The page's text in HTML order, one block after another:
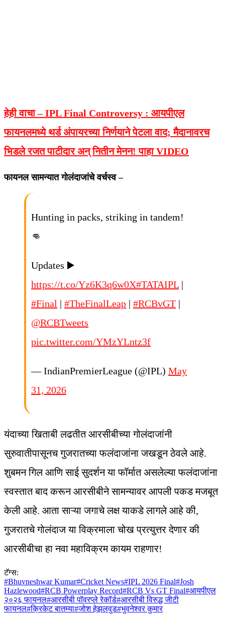
हेही वाचा – IPL Final Controversy : आयपीएल
फायनलमध्ये थर्ड अंपायरच्या निर्णयाने पेटला वाद; मैदानावरच
भिडले रजत पाटीदार अन् नितीन मेनन! पाहा VIDEO
फायनल सामन्यात गोलंदाजांचे वर्चस्व –
Hunting in packs, striking in tandem!
👊
Updates ▶️
https://t.co/Yz6K3q6w0X#TATAIPL |
#Final | #TheFinalLeap | #RCBvGT |
@RCBTweets
pic.twitter.com/YMzYLntz3f
— IndianPremierLeague (@IPL) May
31, 2026
यंदाच्या खिताबी लढतीत आरसीबीच्या गोलंदाजांनी
सुरुवातीपासूनच गुजरातच्या फलंदाजांना जखडून ठेवले आहे.
शुबमन गिल आणि साई सुदर्शन या फॉर्मात असलेल्या फलंदाजांना
स्वस्तात बाद करून आरसीबीने सामन्यावर आपली पकड मजबूत
केली आहे. आता साऱ्या जगाचे लक्ष याकडे लागले आहे की,
गुजरातचे गोलंदाज या विक्रमाला चोख प्रत्युत्तर देणार की
आरसीबीचा हा नवा महाविक्रम कायम राहणार!
टॅग्स:
#Bhuvneshwar Kumar#Cricket News#IPL 2026 Final#Josh
Hazlewood#RCB Powerplay Record#RCB Vs GT Final#आयपीएल
२०२६ फायनल#आरसीबी पॉवरप्ले रेकॉर्ड#आरसीबी विरुद्ध जीटी
फायनल#क्रिकेट बातम्या#जोश हेझलवुड#भुवनेश्वर कुमार